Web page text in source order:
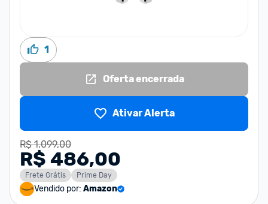
1
Oferta encerrada
Ativar Alerta
R$ 1.099,00
R$ 486,00
Frete Grátis Prime Day
Vendido por: Amazon